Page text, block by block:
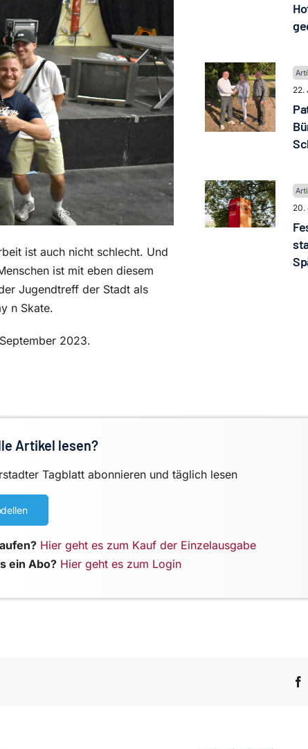
ist auch nicht schlecht. Und
ist mit eben diesem
Jugendtreff der Stadt als
n Skate.
2023.
22.
20.
Artikel lesen?
Tagblatt abonnieren und täglich lesen
Hier geht es zum Kauf der Einzelausgabe
ein Abo? Hier geht es zum Login